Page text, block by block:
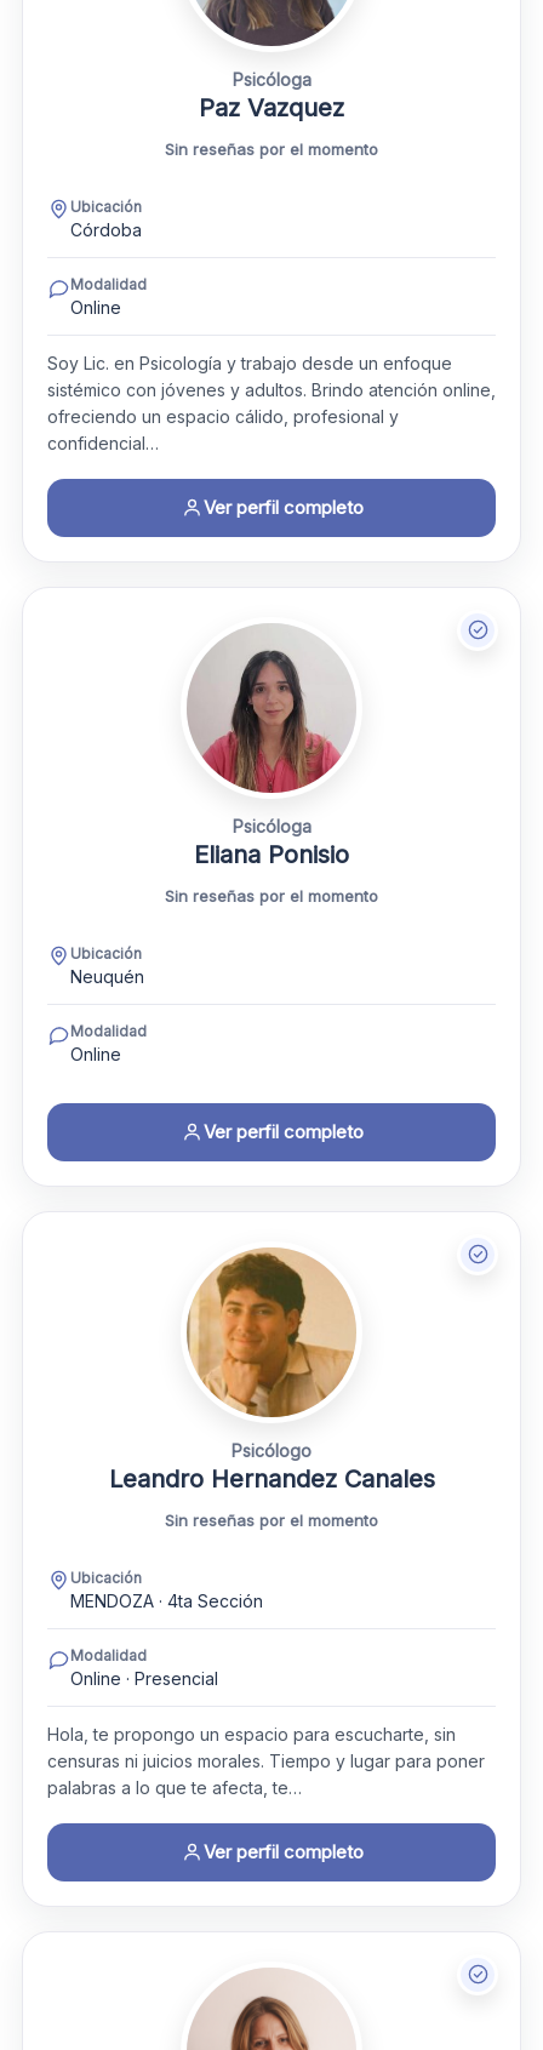
Psicóloga
Paz Vazquez
Sin reseñas por el momento
Ubicación
Córdoba
Modalidad
Online
Soy Lic. en Psicología y trabajo desde un enfoque
sistémico con jóvenes y adultos. Brindo atención online,
ofreciendo un espacio cálido, profesional y
confidencial…
Ver perfil completo
Psicóloga
Eliana Ponisio
Sin reseñas por el momento
Ubicación
Neuquén
Modalidad
Online
Ver perfil completo
Psicólogo
Leandro Hernandez Canales
Sin reseñas por el momento
Ubicación
MENDOZA · 4ta Sección
Modalidad
Online · Presencial
Hola, te propongo un espacio para escucharte, sin
censuras ni juicios morales. Tiempo y lugar para poner
palabras a lo que te afecta, te…
Ver perfil completo